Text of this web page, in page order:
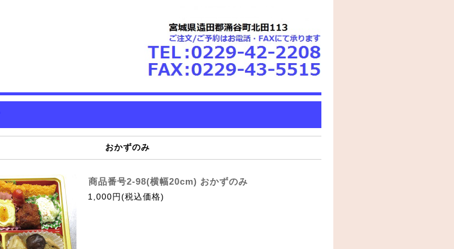
おかずのみ
商品番号2-98(横幅20cm) おかずのみ
1,000円(税込価格)